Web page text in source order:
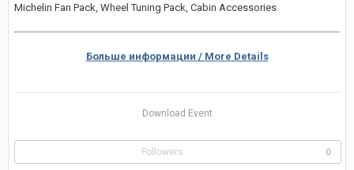
Michelin Fan Pack, Wheel Tuning Pack, Cabin Accessories
Больше информации / More Details
Download Event
Followers 0